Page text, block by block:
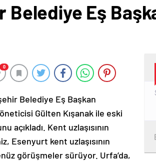
Eş
0
Belediye Eş Başkan
Gülten Kışanak ile eski
açıkladı. Kent uzlaşısının
Esenyurt kent uzlaşısının
görüşmeler sürüyor. Urfa’da,